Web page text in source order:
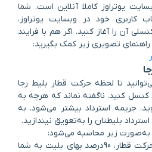
یوتراوز کاملا آنلاین است. شما
کاربری خود در وبسایت یوتراوز،
آن را آغاز کنید. اگر هم با فرایند
راهنمای تصویری زیر کمک بگیرید:
تا لحظه حرکت قطار بلیط رجا
کنسل کنید. ناگفته نماند که هرچه به
جریمه استرداد بیشتر می‌شود. به
بلیطتان را به‌تعویق نیندازید.
به‌صورت زیر محاسبه می‌شود:
📌 تا ساعت 12 روز قبل از حرکت قطار، 90درصد بهای بلیت به شما